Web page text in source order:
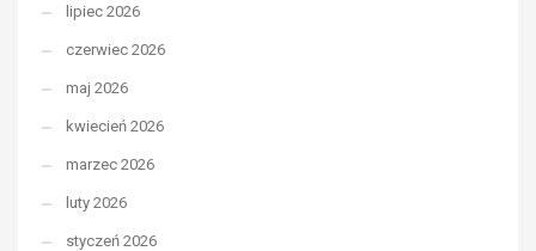
lipiec 2026
czerwiec 2026
maj 2026
kwiecień 2026
marzec 2026
luty 2026
styczeń 2026